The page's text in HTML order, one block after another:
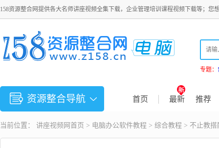
158资源整合网提供各大名师讲座视频全集下载，企业管理培训课程视频下载等；您
专题：
资源整合导航 首页 最新 推荐
当前位置： 讲座视频 网首页 > 电脑办公软件教程 > 综合教程 > 不止教